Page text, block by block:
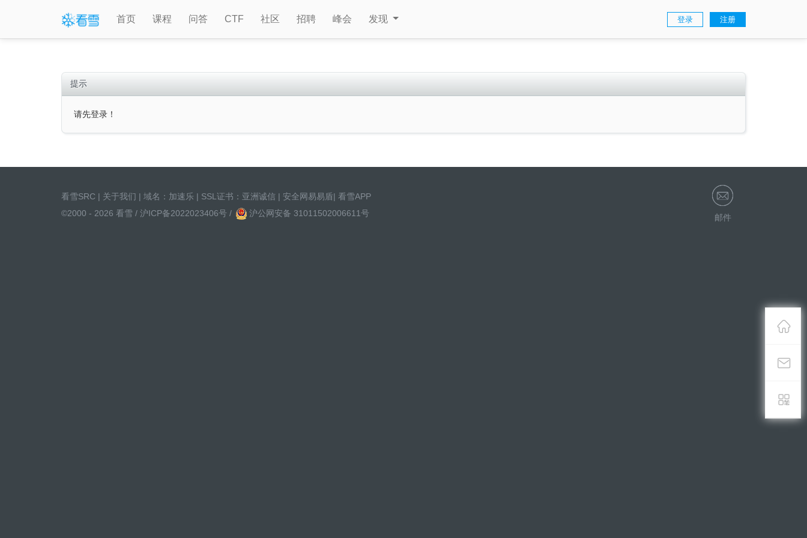
首页 课程 问答 CTF 社区 招聘 峰会 发现 登录 注册
提示
请先登录！
看雪SRC | 关于我们 | 域名： 加速乐 | SSL证书： 亚洲诚信 | 安全网易易盾| 看雪APP
©2000 - 2026 看雪 / 沪ICP备2022023406号 / 沪公网安备 31011502006611号 邮件